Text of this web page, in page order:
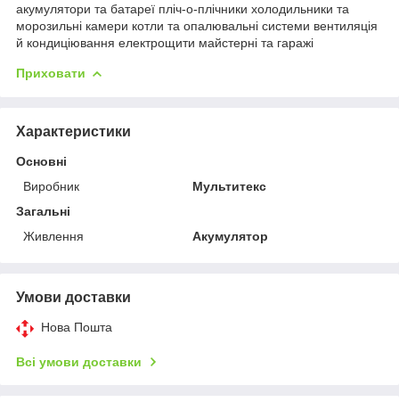
акумулятори та батареї пліч-о-плічники холодильники та
морозильні камери котли та опалювальні системи вентиляція
й кондиціювання електрощити майстерні та гаражі
Приховати
Характеристики
Основні
Виробник
Мультитекс
Загальні
Живлення
Акумулятор
Умови доставки
Нова Пошта
Всі умови доставки